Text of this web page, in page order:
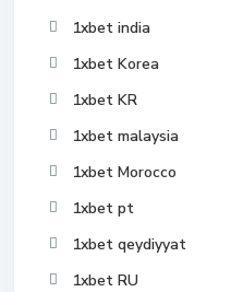
1xbet india
1xbet Korea
1xbet KR
1xbet malaysia
1xbet Morocco
1xbet pt
1xbet qeydiyyat
1xbet RU